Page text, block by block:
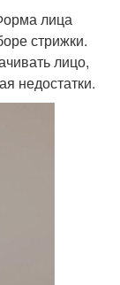
лица
стрижки.
лицо,
недостатки.